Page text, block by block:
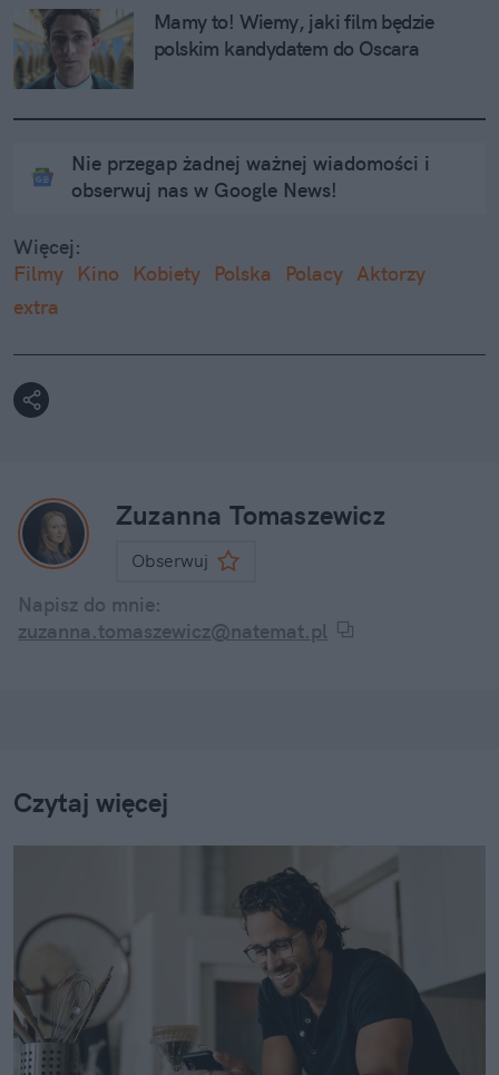
Mamy to! Wiemy, jaki film będzie
polskim kandydatem do Oscara
Nie przegap żadnej ważnej wiadomości i
obserwuj nas w Google News!
Więcej:
Filmy
Kino Kobiety Polska Polacy Aktorzy
extra
Zuzanna Tomaszewicz
Obserwuj
Napisz do mnie:
zuzanna.tomaszewicz@natemat.pl
Czytaj więcej